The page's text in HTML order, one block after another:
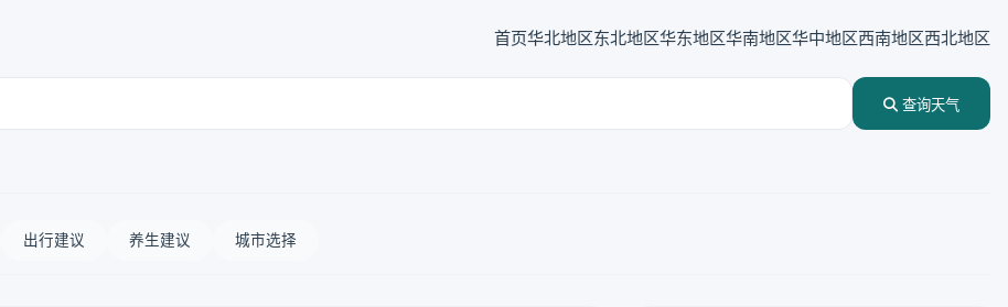
首页华北地区东北地区华东地区华南地区华中地区西南地区西北地区
查询天气
出行建议 养生建议 城市选择